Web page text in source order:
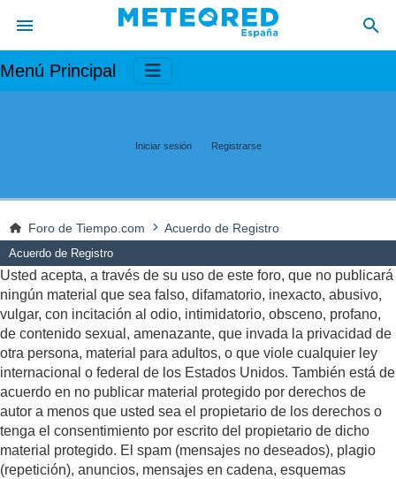
Menú Principal
Iniciar sesión Registrarse
Foro de Tiempo.com Acuerdo de Registro
Acuerdo de Registro
Usted acepta, a través de su uso de este foro, que no publicará
ningún material que sea falso, difamatorio, inexacto, abusivo,
vulgar, con incitación al odio, intimidatorio, obsceno, profano,
de contenido sexual, amenazante, que invada la privacidad de
otra persona, material para adultos, o que viole cualquier ley
internacional o federal de los Estados Unidos. También está de
acuerdo en no publicar material protegido por derechos de
autor a menos que usted sea el propietario de los derechos o
tenga el consentimiento por escrito del propietario de dicho
material protegido. El spam (mensajes no deseados), plagio
(repetición), anuncios, mensajes en cadena, esquemas